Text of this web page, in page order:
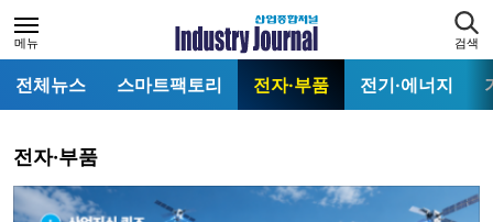
메뉴 검색
전체뉴스 스마트팩토리 전자·부품 전기·에너지
전자·부품